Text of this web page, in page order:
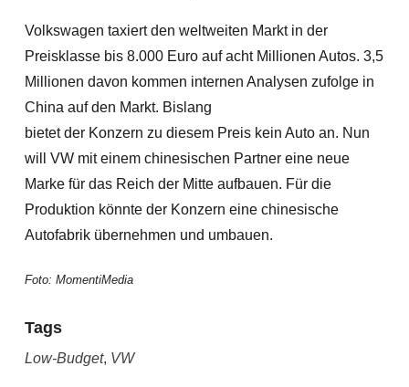
Volkswagen taxiert den weltweiten Markt in der
Preisklasse bis 8.000 Euro auf acht Millionen Autos. 3,5
Millionen davon kommen internen Analysen zufolge in
China auf den Markt. Bislang
bietet der Konzern zu diesem Preis kein Auto an. Nun
will VW mit einem chinesischen Partner eine neue
Marke für das Reich der Mitte aufbauen. Für die
Produktion könnte der Konzern eine chinesische
Autofabrik übernehmen und umbauen.
Foto: MomentiMedia
Tags
Low-Budget, VW